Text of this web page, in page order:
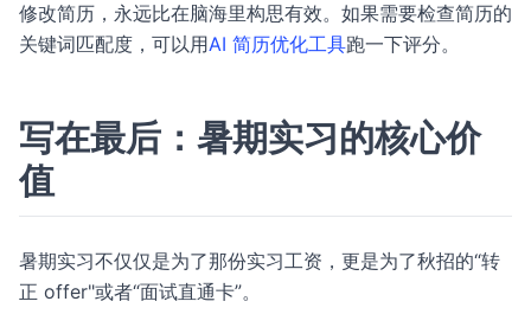
修改简历，永远比在脑海里构思有效。如果需要检查简历的
关键词匹配度，可以用AI 简历优化工具跑一下评分。
写在最后：暑期实习的核心价
值
暑期实习不仅仅是为了那份实习工资，更是为了秋招的“转
正 offer"或者“面试直通卡”。